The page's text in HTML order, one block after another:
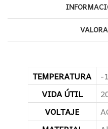
TEMPERATURA
-
VIDA ÚTIL
VOLTAJE